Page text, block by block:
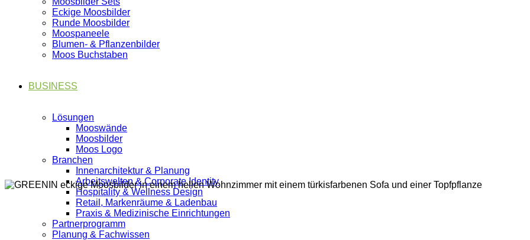
Eckige Moosbilder
Runde Moosbilder
Moospaneele
Blumen- & Pflanzenbilder
Moos Buchstaben
BUSINESS
Lösungen
Mooswände
Moosbilder
Moos Logo
Branchen
Innenarchitektur & Planung
Arbeitswelten & Corporate Identity
Hospitality & Wellness Design
Retail, Markenräume & Ladenbau
Praxis & Medizinische Einrichtungen
Partnerprogramm
Planung & Fachwissen